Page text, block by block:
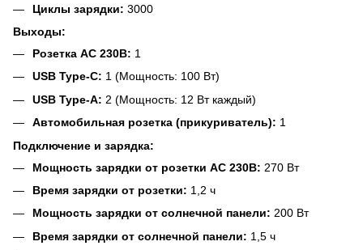
Циклы зарядки: 3000
Выходы:
Розетка AC 230В: 1
USB Type-C: 1 (Мощность: 100 Вт)
USB Type-A: 2 (Мощность: 12 Вт каждый)
Автомобильная розетка (прикуриватель): 1
Подключение и зарядка:
Мощность зарядки от розетки AC 230В: 270 Вт
Время зарядки от розетки: 1,2 ч
Мощность зарядки от солнечной панели: 200 Вт
Время зарядки от солнечной панели: 1,5 ч